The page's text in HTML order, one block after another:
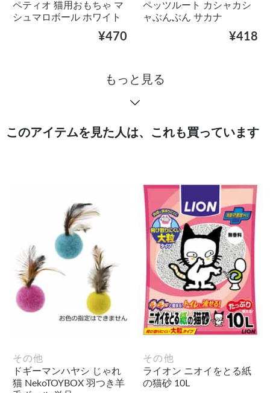
ペティオ 猫用おもちゃ マ
シュマロボール ホワイト
¥470
ペッツルート カシャカシ
ャぶんぶん サカナ
¥418
もっと見る
このアイテムを見た人は、これも買っています
その他
ドギーマンハヤシ じゃれ
猫 NekoTOYBOX 羽つき羊
その他
ライオン ニオイをとる紙
の猫砂 10L